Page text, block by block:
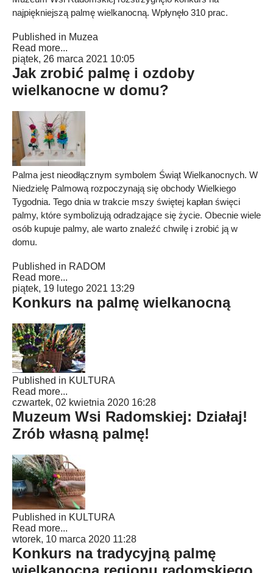
najpiękniejszą palmę wielkanocną. Wpłynęło 310 prac.
Published in Muzea
Read more...
piątek, 26 marca 2021 10:05
Jak zrobić palmę i ozdoby
wielkanocne w domu?
Palma jest nieodłącznym symbolem Świąt Wielkanocnych. W
Niedzielę Palmową rozpoczynają się obchody Wielkiego
Tygodnia. Tego dnia w trakcie mszy świętej kapłan święci
palmy, które symbolizują odradzające się życie. Obecnie wiele
osób kupuje palmy, ale warto znaleźć chwilę i zrobić ją w
domu.
Published in RADOM
Read more...
piątek, 19 lutego 2021 13:29
Konkurs na palmę wielkanocną
Published in KULTURA
Read more...
czwartek, 02 kwietnia 2020 16:28
Muzeum Wsi Radomskiej: Działaj!
Zrób własną palmę!
Published in KULTURA
Read more...
wtorek, 10 marca 2020 11:28
Konkurs na tradycyjną palmę